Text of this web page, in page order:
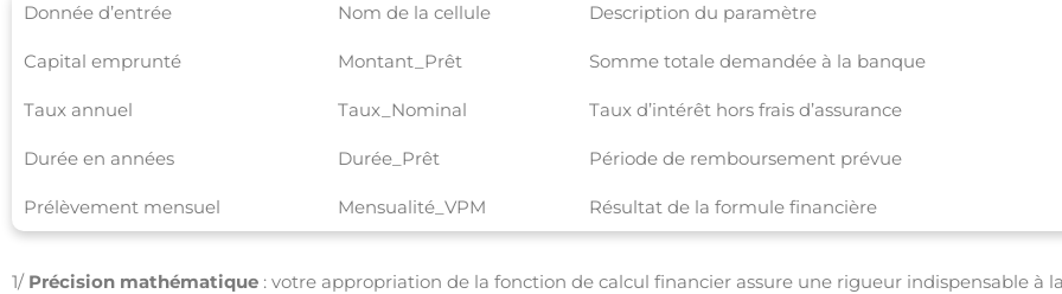
Donnée d’entrée Nom de la cellule Description du paramètre
Capital emprunté Montant_Prêt Somme totale demandée à la banque
Taux annuel Taux_Nominal Taux d’intérêt hors frais d’assurance
Durée en années Durée_Prêt Période de remboursement prévue
Prélèvement mensuel Mensualité_VPM Résultat de la formule financière
1/ Précision mathématique : votre appropriation de la fonction de calcul financier assure une rigueur indispensable à la